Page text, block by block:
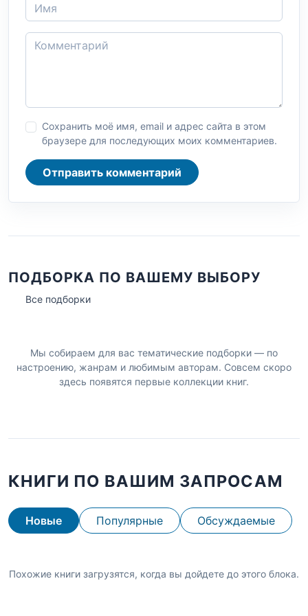
Сохранить моё имя, email и адрес сайта в этом
браузере для последующих моих комментариев.
Отправить комментарий
ПОДБОРКА ПО ВАШЕМУ ВЫБОРУ
Все подборки
Мы собираем для вас тематические подборки — по
настроению, жанрам и любимым авторам. Совсем скоро
здесь появятся первые коллекции книг.
КНИГИ ПО ВАШИМ ЗАПРОСАМ
Новые Популярные Обсуждаемые
Похожие книги загрузятся, когда вы дойдете до этого блока.